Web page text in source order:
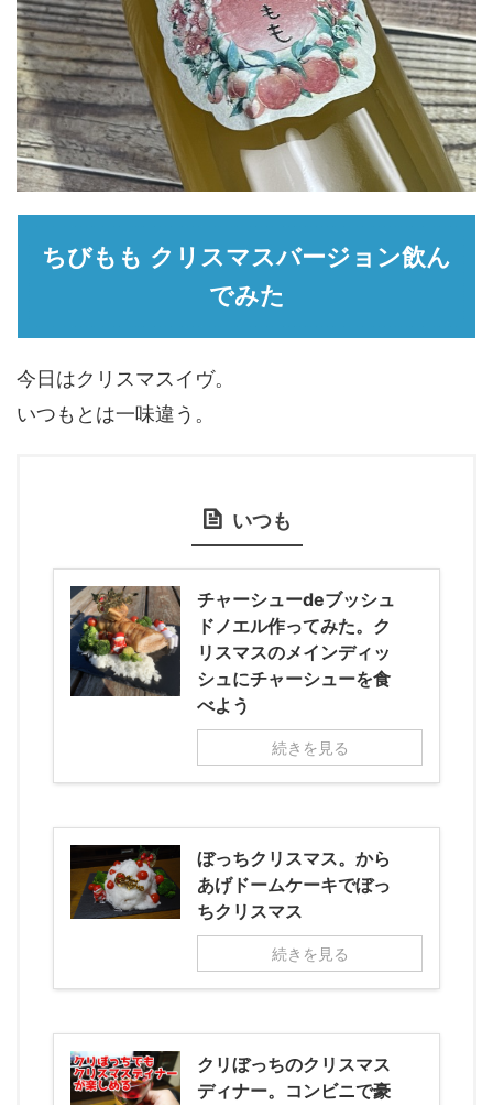
ちびもも クリスマスバージョン飲ん
でみた
今日はクリスマスイヴ。
いつもとは一味違う。
いつも
チャーシューdeブッシュ
ドノエル作ってみた。ク
リスマスのメインディッ
シュにチャーシューを食
べよう
続きを見る
ぼっちクリスマス。から
あげドームケーキでぼっ
ちクリスマス
続きを見る
クリぼっちのクリスマス
ディナー。コンビニで豪